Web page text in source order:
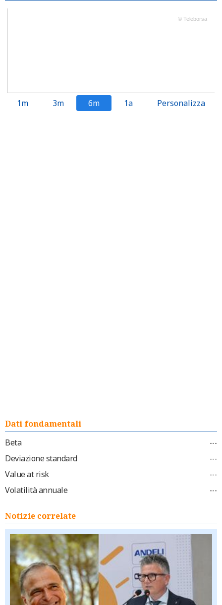
© Teleborsa
1m 3m 6m 1a Personalizza
Dati fondamentali
Beta
---
Deviazione standard ---
Value at risk ---
Volatilità annuale ---
Notizie correlate